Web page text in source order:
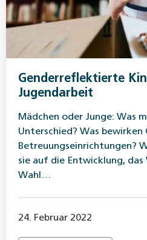
Genderreflektierte
Jugendarbeit
Mädchen oder Junge: Was
Unterschied? Was bewirken
Betreuungseinrichtungen?
sie auf die Entwicklung,
Wahl…
24. Februar 2022